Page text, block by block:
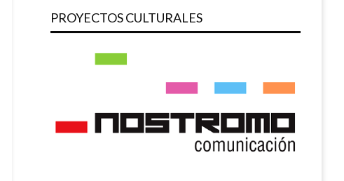
PROYECTOS CULTURALES